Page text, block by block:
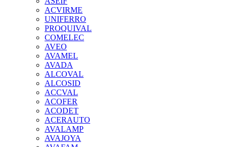
ACVIRME
UNIFERRO
PROQUIVAL
COMELEC
AVEO
AVAMEL
AVADA
ALCOVAL
ALCOSID
ACCVAL
ACOFER
ACODET
ACERAUTO
AVALAMP
AVAJOYA